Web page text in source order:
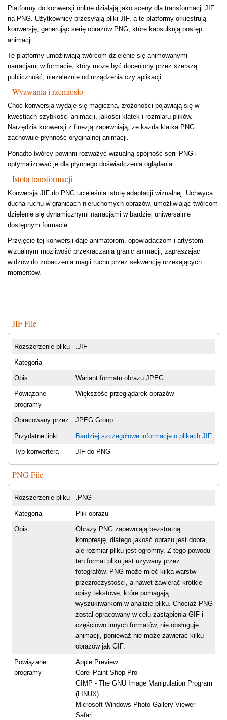
Platformy do konwersji online działają jako sceny dla transformacji JIF
na PNG. Użytkownicy przesyłają pliki JIF, a te platformy orkiestrują
konwersję, generując serię obrazów PNG, które kapsułkują postęp
animacji.
Te platformy umożliwiają twórcom dzielenie się animowanymi
narracjami w formacie, który może być doceniony przez szerszą
publiczność, niezależnie od urządzenia czy aplikacji.
Wyzwania i rzemiosło
Choć konwersja wydaje się magiczna, złożoności pojawiają się w
kwestiach szybkości animacji, jakości klatek i rozmiaru plików.
Narzędzia konwersji z finezją zapewniają, że każda klatka PNG
zachowuje płynność oryginalnej animacji.
Ponadto twórcy powinni rozważyć wizualną spójność serii PNG i
optymalizować je dla płynnego doświadczenia oglądania.
Istota transformacji
Konwersja JIF do PNG ucieleśnia istotę adaptacji wizualnej. Uchwyca
ducha ruchu w granicach nieruchomych obrazów, umożliwiając twórcom
dzielenie się dynamicznymi narracjami w bardziej uniwersalnie
dostępnym formacie.
Przyjęcie tej konwersji daje animatorom, opowiadaczom i artystom
wizualnym możliwość przekraczania granic animacji, zapraszając
widzów do zobaczenia magii ruchu przez sekwencję urzekających
momentów.
JIF File
Rozszerzenie pliku .JIF
Kategoria
Opis Wariant formatu obrazu JPEG.
Powiązane
programy
Większość przeglądarek obrazów
Opracowany przez JPEG Group
Przydatne linki Bardziej szczegółowe informacje o plikach JIF
Typ konwertera JIF do PNG
PNG File
Rozszerzenie pliku .PNG
Kategoria Plik obrazu
Opis
Obrazy PNG zapewniają bezstratną
kompresję, dlatego jakość obrazu jest dobra,
ale rozmiar pliku jest ogromny. Z tego powodu
ten format pliku jest używany przez
fotografów. PNG może mieć kilka warstw
przezroczystości, a nawet zawierać krótkie
opisy tekstowe, które pomagają
wyszukiwarkom w analizie pliku. Chociaż PNG
został opracowany w celu zastąpienia GIF i
częściowo innych formatów, nie obsługuje
animacji, ponieważ nie może zawierać kilku
obrazów jak GIF.
Powiązane
programy
Apple Preview
Corel Paint Shop Pro
GIMP - The GNU Image Manipulation Program
(LINUX)
Microsoft Windows Photo Gallery Viewer
Safari